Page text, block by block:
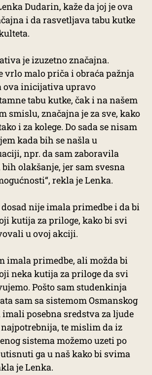
Dudarin, kaže da joj je ova
i da rasvetljava tabu kutke
je izuzetno značajna.
vrlo malo priča i obraća pažnja
ova inicijativa upravo
tabu kutke, čak i na našem
smislu, značajna je za sve, kako
i za kolege. Do sada se nisam
kada bih se našla u
npr. da sam zaboravila
olakšanje, jer sam svesna
rekla je Lenka.
dosad nije imala primedbe i da bi
kutija za priloge, kako bi svi
u ovoj akciji.
imala primedbe, ali možda bi
neka kutija za priloge da svi
Pošto sam studenkinja
sam sa sistemom Osmanskog
imali posebna sredstva za ljude
te mislim da iz
sistema možemo uzeti po
ga u naš kako bi svima
je Lenka.